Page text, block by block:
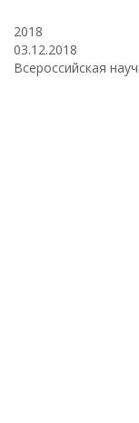
2018
03.12.2018
Всероссийская